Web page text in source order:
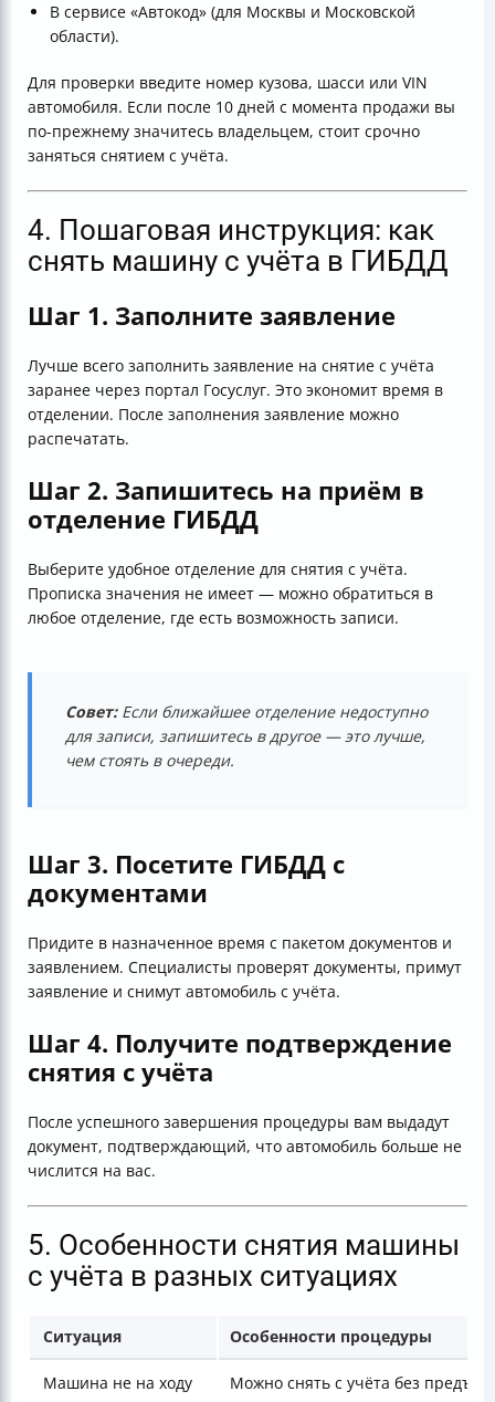
В сервисе «Автокод» (для Москвы и Московской
области).
Для проверки введите номер кузова, шасси или VIN
автомобиля. Если после 10 дней с момента продажи вы
по-прежнему значитесь владельцем, стоит срочно
заняться снятием с учёта.
4. Пошаговая инструкция: как
снять машину с учёта в ГИБДД
Шаг 1. Заполните заявление
Лучше всего заполнить заявление на снятие с учёта
заранее через портал Госуслуг. Это экономит время в
отделении. После заполнения заявление можно
распечатать.
Шаг 2. Запишитесь на приём в
отделение ГИБДД
Выберите удобное отделение для снятия с учёта.
Прописка значения не имеет — можно обратиться в
любое отделение, где есть возможность записи.
Совет:Если ближайшее отделение недоступно
для записи, запишитесь в другое — это лучше,
чем стоять в очереди.
Шаг 3. Посетите ГИБДД с
документами
Придите в назначенное время с пакетом документов и
заявлением. Специалисты проверят документы, примут
заявление и снимут автомобиль с учёта.
Шаг 4. Получите подтверждение
снятия с учёта
После успешного завершения процедуры вам выдадут
документ, подтверждающий, что автомобиль больше не
числится на вас.
5. Особенности снятия машины
с учёта в разных ситуациях
Ситуация Особенности процедуры
Машина не на ходу Можно снять с учёта без